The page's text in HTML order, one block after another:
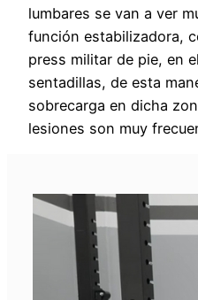
lumbares se van a ver
función estabilizadora,
press militar de pie, en
sentadillas, de esta
sobrecarga en dicha
lesiones son muy